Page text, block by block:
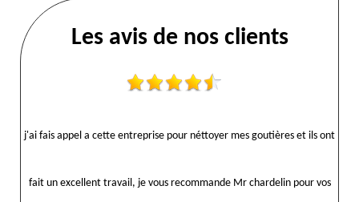
Les avis de nos clients
j'ai fais appel a cette entreprise pour néttoyer mes goutières et ils ont
fait un excellent travail, je vous recommande Mr chardelin pour vos